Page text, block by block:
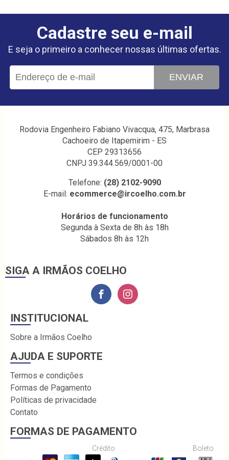
Cadastre seu e-mail
E seja o primeiro a conhecer nossas últimas ofertas.
ENVIAR
Rodovia Engenheiro Fabiano Vivacqua, 475, Marbrasa
Cachoeiro de Itapemirim - ES
CEP 29313656
CNPJ 39.344.569/0001-00
Telefone: (28) 2102-9090
E-mail: ecommerce@ircoelho.com.br
Horários de funcionamento
Segunda à Sexta de 8h às 18h
Sábados 8h às 12h
SIGA A IRMÃOS COELHO
INSTITUCIONAL
Sobre a Irmãos Coelho
AJUDA E SUPORTE
Termos e condições
Formas de Pagamento
Políticas de privacidade
Contato
FORMAS DE PAGAMENTO
Crédito Boleto